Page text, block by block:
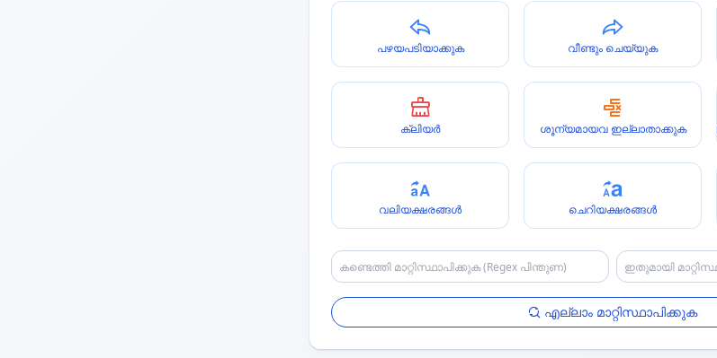
പഴയപടിയാക്കുക വീണ്ടും ചെയ്യുക
ക്ലിയർ ശൂന്യമായവ ഇല്ലാതാക്കുക
വലിയക്ഷരങ്ങൾ ചെറിയക്ഷരങ്ങൾ
എല്ലാം മാറ്റിസ്ഥാപിക്കുക